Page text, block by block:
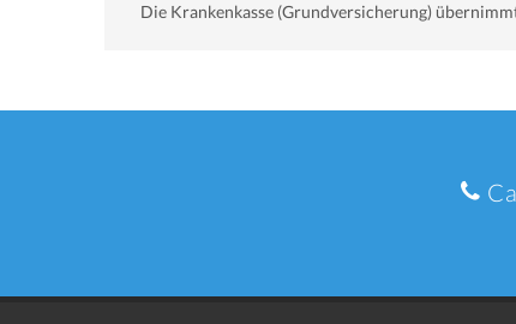
Die Krankenkasse (Grundversicherung)